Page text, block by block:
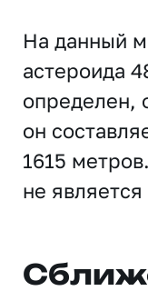
На данный
астероида
определен,
он
1615
не